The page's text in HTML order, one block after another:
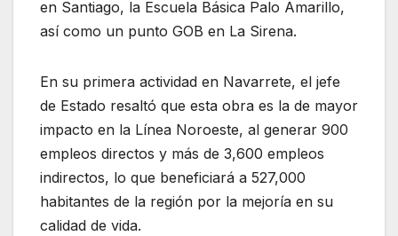
en Santiago, la Escuela Básica Palo Amarillo,
así como un punto GOB en La Sirena.
En su primera actividad en Navarrete, el jefe
de Estado resaltó que esta obra es la de mayor
impacto en la Línea Noroeste, al generar 900
empleos directos y más de 3,600 empleos
indirectos, lo que beneficiará a 527,000
habitantes de la región por la mejoría en su
calidad de vida.